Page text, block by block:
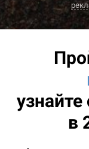
узнайте
в